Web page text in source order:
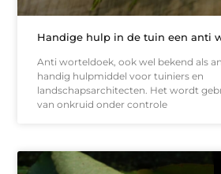
Handige hulp in de tuin een anti
Anti worteldoek, ook wel bekend als
handig hulpmiddel voor tuiniers en
landschapsarchitecten. Het wordt
van onkruid onder controle